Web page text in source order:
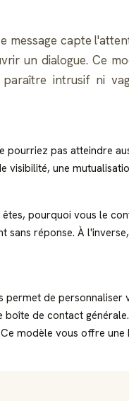
message capte
un dialogue. Ce
intrusif ni
pas atteindre
une
pourquoi vous le
réponse. À
de
de contact
modèle vous offre